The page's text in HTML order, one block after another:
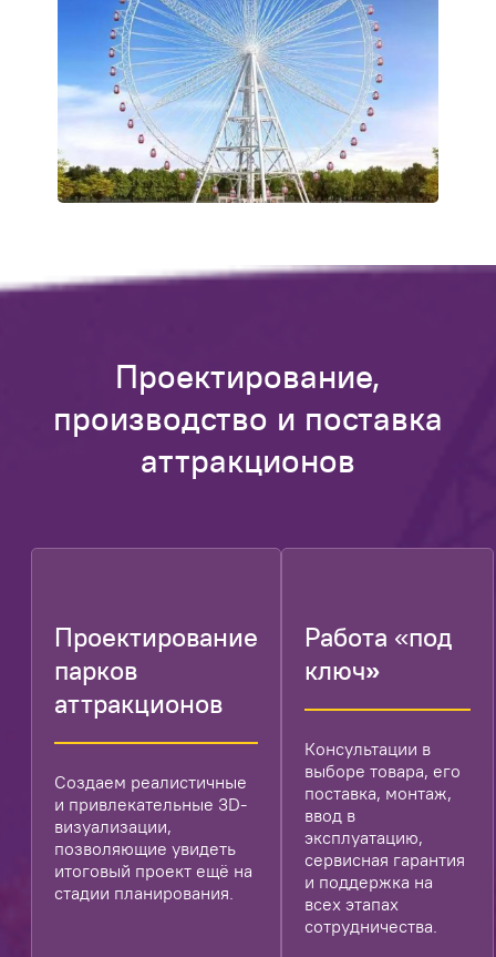
Проектирование,
производство и поставка
аттракционов
Проектирование
парков
аттракционов
Создаем реалистичные
и привлекательные 3D-
визуализации,
позволяющие увидеть
итоговый проект ещё на
стадии планирования.
Работа «под
ключ»
Консультации в
выборе товара, его
поставка, монтаж,
ввод в
эксплуатацию,
сервисная гарантия
и поддержка на
всех этапах
сотрудничества.